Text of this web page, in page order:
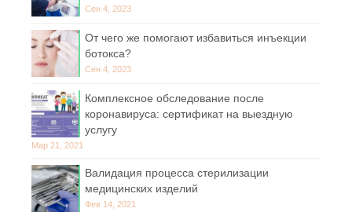
Сен 4, 2023
От чего же помогают избавиться инъекции
ботокса?
Сен 4, 2023
Комплексное обследование после
коронавируса: сертификат на выездную
услугу
Мар 21, 2021
Валидация процесса стерилизации
медицинских изделий
Фев 14, 2021